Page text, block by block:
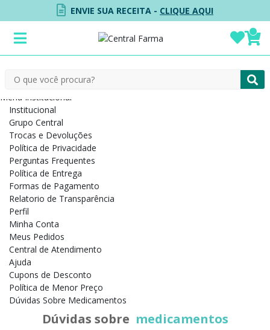
ENVIE SUA RECEITA - CLIQUE AQUI
Menu Institucional
Institucional
Grupo Central
Trocas e Devoluções
Política de Privacidade
Perguntas Frequentes
Política de Entrega
Formas de Pagamento
Relatorio de Transparência
Perfil
Minha Conta
Meus Pedidos
Central de Atendimento
Ajuda
Cupons de Desconto
Política de Menor Preço
Dúvidas Sobre Medicamentos
Dúvidas sobre medicamentos